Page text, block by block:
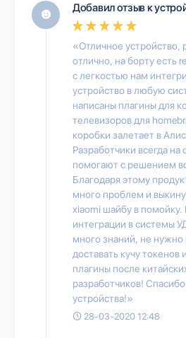
Добавил отзыв к
«Отличное устройство,
отлично, на борту есть
с легкостью нам
устройство в любую
написаны плагины для
телевизоров для
коробки залетает в
Разработчики всегда на
помогают с решением
Благодаря этому
много проблем и
xiaomi шайбу в помойку.
интеграции в системы
много знаний, не нужно
доставать кучу токенов
плагины после
разработчиков!
устройства!»
28-03-2020 12:48